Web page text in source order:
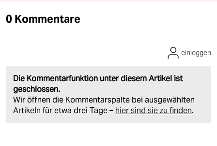
0 Kommentare
Die Kommentarfunktion unter diesem Artikel ist
geschlossen.
Wir öffnen die Kommentarspalte bei ausgewählten
Artikeln für etwa drei Tage – hier sind sie zu finden.
einloggen